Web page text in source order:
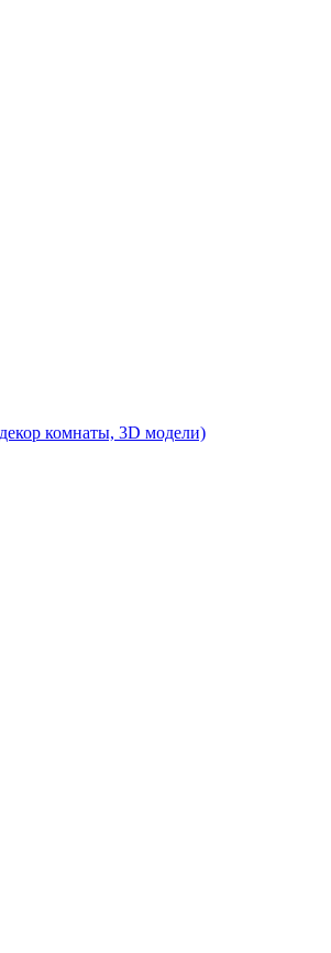
комнаты, 3D модели)